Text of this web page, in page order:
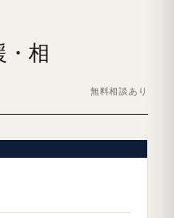
・相
無料相談あり